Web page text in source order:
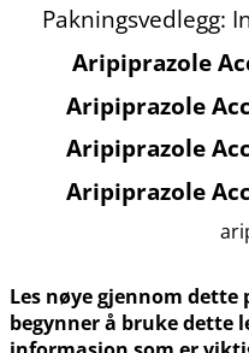
Pakningsvedlegg:
Aripiprazole
Aripiprazole
Aripiprazole
Aripiprazole
Les nøye gjennom
begynner å bruke dette